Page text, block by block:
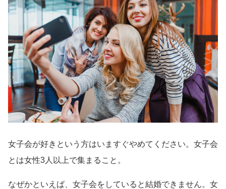
女子会が好きという方はいますぐやめてください。女子会
とは女性3人以上で集まること。
なぜかといえば、女子会をしていると結婚できません。女